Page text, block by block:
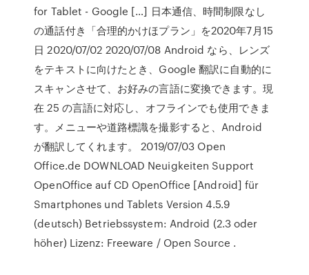
for Tablet - Google […] 日本通信、時間制限なし
の通話付き「合理的かけほプラン」を2020年7月15
日 2020/07/02 2020/07/08 Android なら、レンズ
をテキストに向けたとき、Google 翻訳に自動的に
スキャンさせて、お好みの言語に変換できます。現
在 25 の言語に対応し、オフラインでも使用できま
す。メニューや道路標識を撮影すると、Android
が翻訳してくれます。 2019/07/03 Open
Office.de DOWNLOAD Neuigkeiten Support
OpenOffice auf CD OpenOffice [Android] für
Smartphones und Tablets Version 4.5.9
(deutsch) Betriebssystem: Android (2.3 oder
höher) Lizenz: Freeware / Open Source .